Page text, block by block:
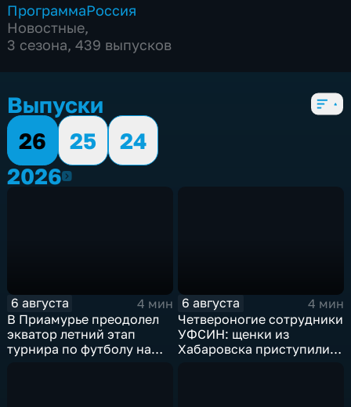
ПрограммаРоссия
Новостные,
3 сезона, 439 выпусков
Выпуски
26
25
24
20262026
6 августа
4 мин
В Приамурье преодолел
экватор летний этап
турнира по футболу на
6 августа
4 мин
Четвероногие сотрудники
УФСИН: щенки из
Хабаровска приступили к